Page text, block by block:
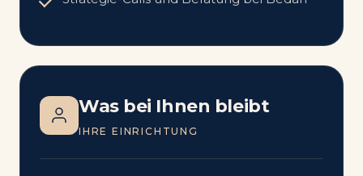
Was bei Ihnen bleibt
IHRE EINRICHTUNG